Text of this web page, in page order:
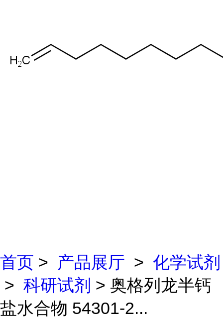
首页 > 产品展厅 > 化学试剂
> 科研试剂 > 奥格列龙半钙
盐水合物 54301-2...